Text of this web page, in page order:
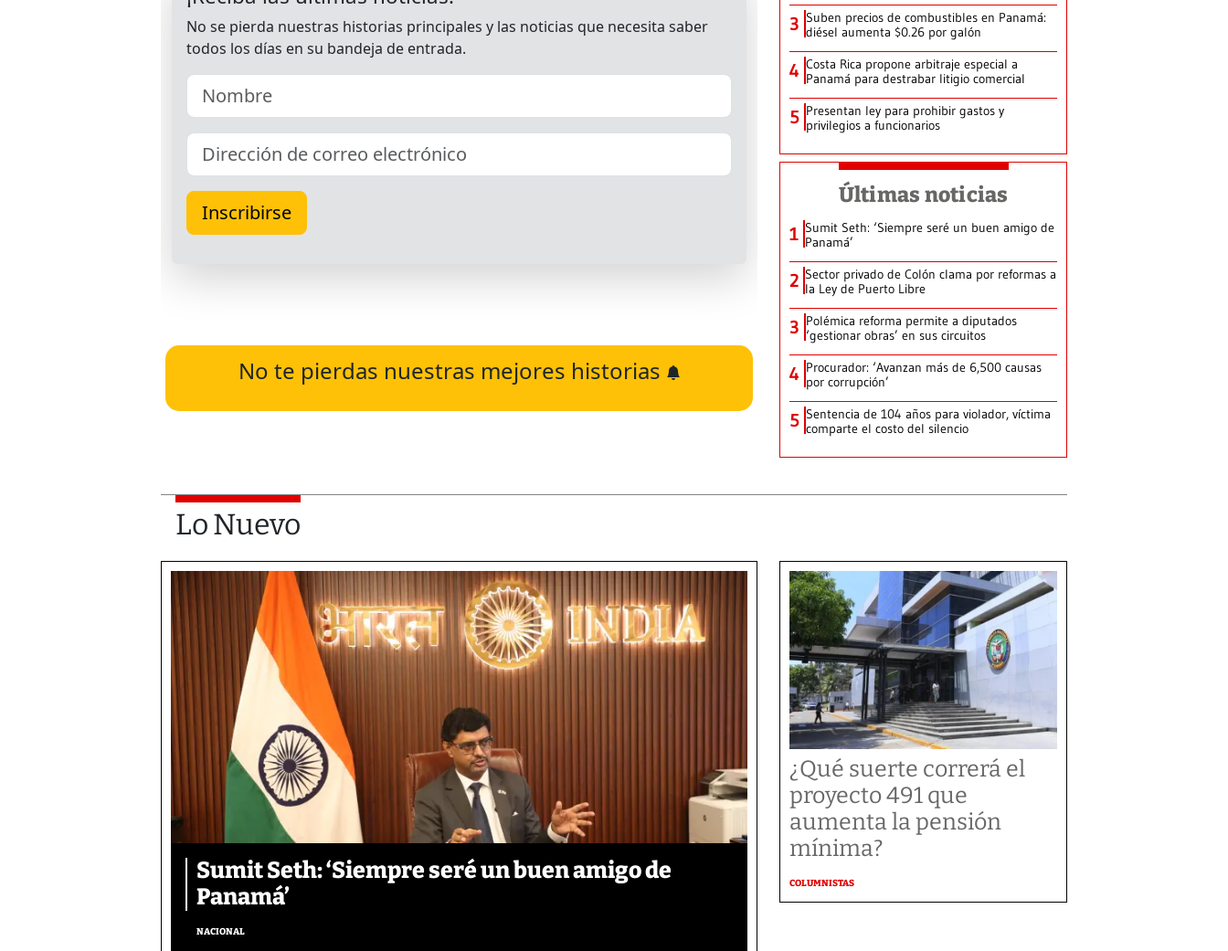
No te pierdas nuestras mejores historias
3 Suben precios de combustibles en Panamá:
diésel aumenta $0.26 por galón
4 Costa Rica propone arbitraje especial a
Panamá para destrabar litigio comercial
5 Presentan ley para prohibir gastos y
privilegios a funcionarios
Últimas noticias
1 Sumit Seth: ‘Siempre seré un buen amigo de
Panamá’
2 Sector privado de Colón clama por reformas a
la Ley de Puerto Libre
3 Polémica reforma permite a diputados
‘gestionar obras’ en sus circuitos
4 Procurador: ‘Avanzan más de 6,500 causas
por corrupción’
5 Sentencia de 104 años para violador, víctima
comparte el costo del silencio
Lo Nuevo
Sumit Seth: ‘Siempre seré un buen amigo de
Panamá’
NACIONAL
¿Qué suerte correrá el
proyecto 491 que
aumenta la pensión
mínima?
COLUMNISTAS